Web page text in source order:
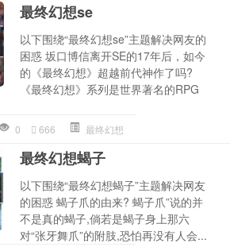
最终幻想se
以下围绕“最终幻想se”主题解决网友的
困惑 坂口博信离开SE的17年后，如今
的《最终幻想》超越前代神作了吗?
《最终幻想》系列是世界著名的RPG
0 666 最终幻想
最终幻想蝎子
以下围绕“最终幻想蝎子”主题解决网友
的困惑 蝎子爪的由来? 蝎子爪”说的并
不是真的蝎子,倘若是蝎子身上那六
对“张牙舞爪”的附肢,恐怕再没有人会...